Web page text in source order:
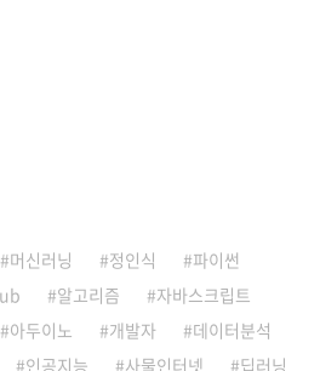
머신러닝 정인식
파이썬
알고리즘
자바스크립트
아두이노 개발자
데이터분석
인공지능 사물인터넷
딥러닝